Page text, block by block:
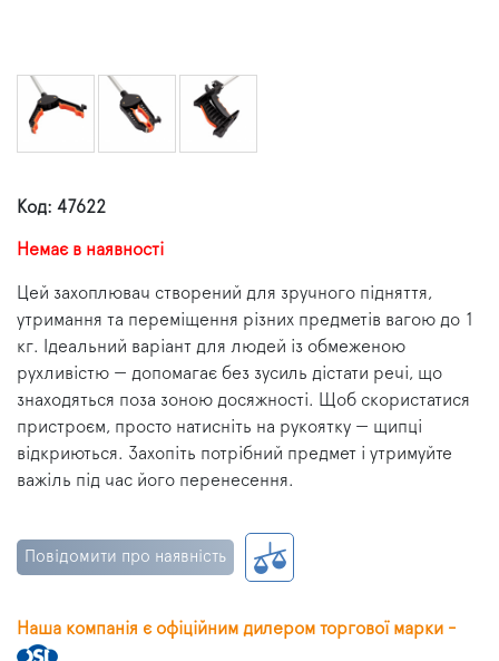
Код: 47622
Немає в наявності
Цей захоплювач створений для зручного підняття,
утримання та переміщення різних предметів вагою до 1
кг. Ідеальний варіант для людей із обмеженою
рухливістю — допомагає без зусиль дістати речі, що
знаходяться поза зоною досяжності. Щоб скористатися
пристроєм, просто натисніть на рукоятку — щипці
відкриються. Захопіть потрібний предмет і утримуйте
важіль під час його перенесення.
Повідомити про наявність
Наша компанія є офіційним дилером торгової марки -